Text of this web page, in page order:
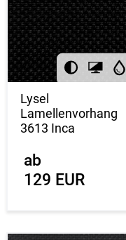
Lysel
Lamellenvorhang
3613 Inca
ab
129 EUR